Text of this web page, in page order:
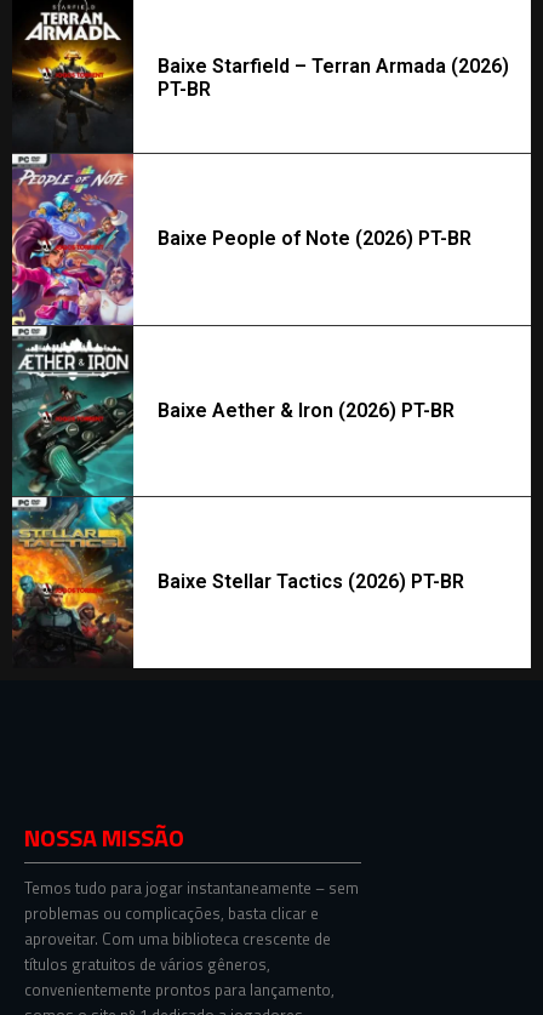
Baixe Starfield – Terran Armada (2026)
PT-BR
Baixe People of Note (2026) PT-BR
Baixe Aether & Iron (2026) PT-BR
Baixe Stellar Tactics (2026) PT-BR
NOSSA MISSÃO
Temos tudo para jogar instantaneamente – sem
problemas ou complicações, basta clicar e
aproveitar. Com uma biblioteca crescente de
títulos gratuitos de vários gêneros,
convenientemente prontos para lançamento,